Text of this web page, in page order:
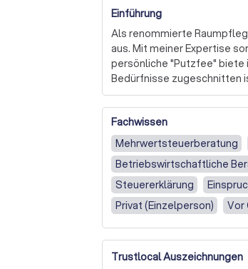
Einführung
Als renommierte
aus. Mit meiner Expertise
persönliche "Putzfee" biete
Bedürfnisse zugeschnitten
kann, eine angenehme und
Darüber hinaus bin ich
Ihnen den bestmöglichen
kostenloses Angebot zu
Fachwissen
Mehrwertsteuerberatung
Betriebswirtschaftliche
Steuererklärung
Privat (Einzelperson)
Vor
Trustlocal Auszeichnungen